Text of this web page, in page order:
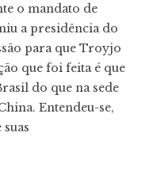
o mandato de
a presidência do
para que Troyjo
que foi feita é que
do que na sede
Entendeu-se,